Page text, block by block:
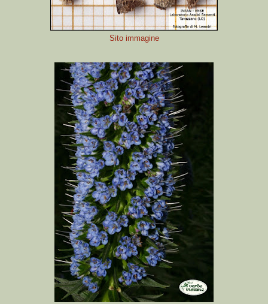
Sito immagine